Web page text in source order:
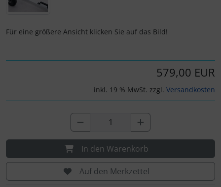
Für eine größere Ansicht klicken Sie auf das Bild!
579,00 EUR
inkl. 19 % MwSt. zzgl. Versandkosten
In den Warenkorb
Auf den Merkzettel
Schlüsselanhänger
Thermikhüte